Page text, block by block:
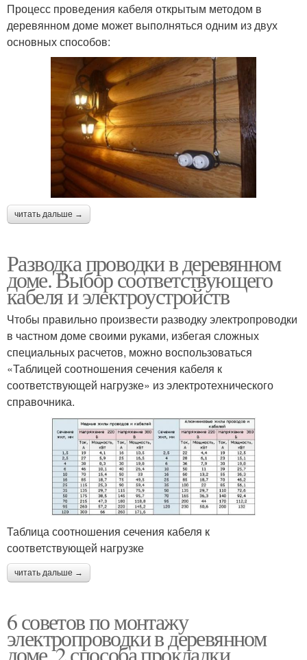
Процесс проведения кабеля открытым методом в
деревянном доме может выполняться одним из двух
основных способов:
читать дальше →
Разводка проводки в деревянном
доме. Выбор соответствующего
кабеля и электроустройств
Чтобы правильно произвести разводку электропроводки
в частном доме своими руками, избегая сложных
специальных расчетов, можно воспользоваться
«Таблицей соотношения сечения кабеля к
соответствующей нагрузке» из электротехнического
справочника.
Таблица соотношения сечения кабеля к
соответствующей нагрузке
читать дальше →
6 советов по монтажу
электропроводки в деревянном